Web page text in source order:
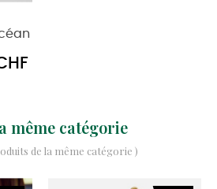
même catégorie
de la même catégorie )